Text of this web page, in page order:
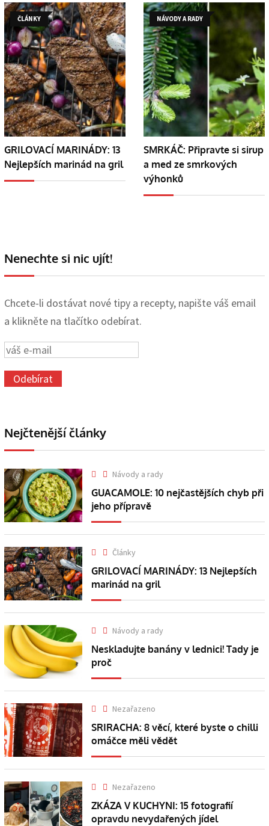
ČLÁNKY
GRILOVACÍ MARINÁDY: 13
Nejlepších marinád na gril
NÁVODY A RADY
SMRKÁČ: Připravte si sirup
a med ze smrkových
výhonků
Nenechte si nic ujít!
Chcete-li dostávat nové tipy a recepty, napište váš email
a klikněte na tlačítko odebírat.
Nejčtenější články
Návody a rady
GUACAMOLE: 10 nejčastějších chyb při
jeho přípravě
Články
GRILOVACÍ MARINÁDY: 13 Nejlepších
marinád na gril
Návody a rady
Neskladujte banány v lednici! Tady je
proč
Nezařazeno
SRIRACHA: 8 věcí, které byste o chilli
omáčce měli vědět
Nezařazeno
ZKÁZA V KUCHYNI: 15 fotografií
opravdu nevydařených jídel